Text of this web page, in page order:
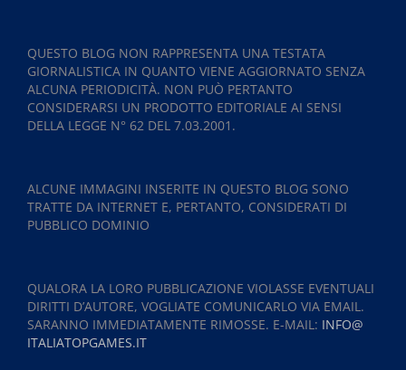
QUESTO BLOG NON RAPPRESENTA UNA TESTATA
GIORNALISTICA IN QUANTO VIENE AGGIORNATO SENZA
ALCUNA PERIODICITÀ. NON PUÒ PERTANTO
CONSIDERARSI UN PRODOTTO EDITORIALE AI SENSI
DELLA LEGGE N° 62 DEL 7.03.2001.
ALCUNE IMMAGINI INSERITE IN QUESTO BLOG SONO
TRATTE DA INTERNET E, PERTANTO, CONSIDERATI DI
PUBBLICO DOMINIO
QUALORA LA LORO PUBBLICAZIONE VIOLASSE EVENTUALI
DIRITTI D’AUTORE, VOGLIATE COMUNICARLO VIA EMAIL.
SARANNO IMMEDIATAMENTE RIMOSSE. E-MAIL: INFO@
ITALIATOPGAMES.IT